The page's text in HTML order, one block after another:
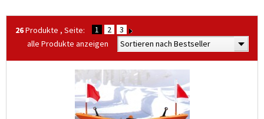
26Produkte , Seite: 1 2
3
Sortieren nach Bestseller
alle Produkte anzeigen